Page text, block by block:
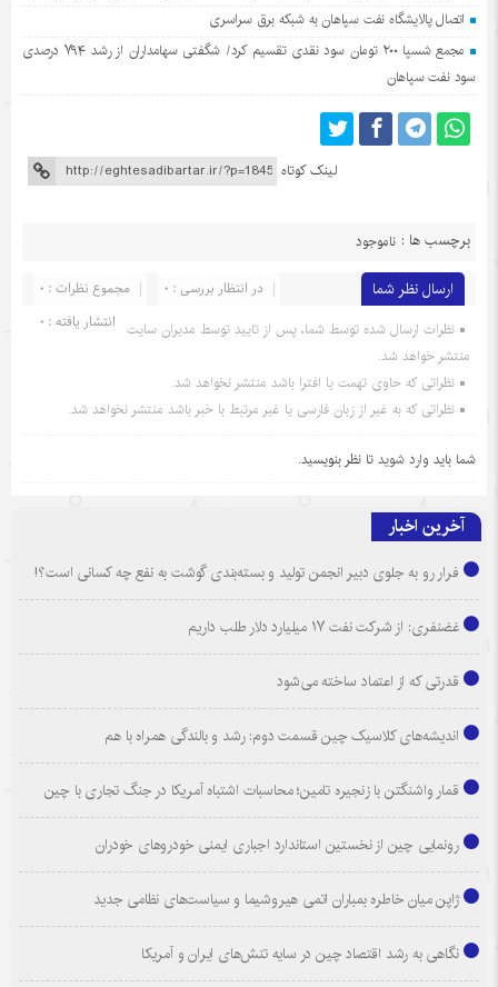
اتصال پالایشگاه نفت سپاهان به شبکه برق سراسری
مجمع شسپا ۲۰۰ تومان سود نقدی تقسیم کرد/ شگفتی سهامداران از رشد ۷۹۴ درصدی
سود نفت سپاهان
لینک کوتاه
برچسب ها : ناموجود
ارسال نظر شما مجموع نظرات : 0
در انتظار بررسی : 0
انتشار یافته : 0 نظرات ارسال شده توسط شما، پس از تایید توسط مدیران سایت
منتشر خواهد شد.
نظراتی که حاوی تهمت یا افترا باشد منتشر نخواهد شد.
نظراتی که به غیر از زبان فارسی یا غیر مرتبط با خبر باشد منتشر نخواهد شد.
شما باید وارد شوید تا نظر بنویسید.
آخرین اخبار
فرار رو به جلوی دبیر انجمن تولید و بسته‌بندی گوشت به نفع چه کسانی است؟!
غضنفری: از شرکت نفت ۱۷ میلیارد دلار طلب داریم
قدرتی که از اعتماد ساخته می‌شود
اندیشه‌های کلاسیک چین قسمت دوم: رشد و بالندگی همراه با هم
قمار واشنگتن با زنجیره تامین؛ محاسبات اشتباه آمریکا در جنگ تجاری با چین
رونمایی چین از نخستین استاندارد اجباری ایمنی خودروهای خودران
ژاپن میان خاطره بمباران اتمی هیروشیما و سیاست‌های نظامی جدید
نگاهی به رشد اقتصاد چین در سایه تنش‌های ایران و آمریکا